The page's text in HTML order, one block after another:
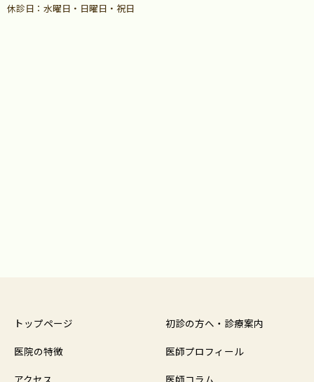
休診日：水曜日・日曜日・祝日
トップページ
初診の方へ・診療案内
医院の特徴
医師プロフィール